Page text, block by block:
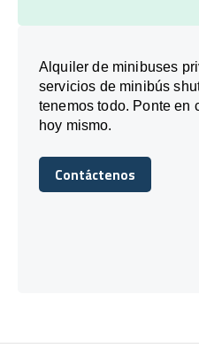
Alquiler de minibuses
servicios de minibús
tenemos todo. Ponte en
hoy mismo.
Contáctenos
Contáctenos